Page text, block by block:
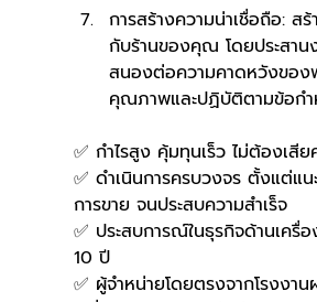
การสร้างความน่าเชื่อถือ: ส
กับร้านของคุณ โดยประสาน
สนองต่อความคาดหวังของ
คุณภาพและปฏิบัติตามข้อก
✅ กำไรสูง คุ้มทุนเร็ว ไม่ต้องเสี
✅ ดำเนินการครบวงจร ตั้งแต่แน
การขาย จนประสบความสำเร็จ
✅ ประสบการณ์ในธุรกิจด้านเครื่
10 ปี
✅ ผู้จำหน่ายโดยตรงจากโรงงา